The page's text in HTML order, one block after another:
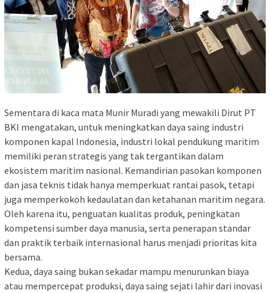
Sementara di kaca mata Munir Muradi yang mewakili Dirut PT
BKI mengatakan, untuk meningkatkan daya saing industri
komponen kapal Indonesia, industri lokal pendukung maritim
memiliki peran strategis yang tak tergantikan dalam
ekosistem maritim nasional. Kemandirian pasokan komponen
dan jasa teknis tidak hanya memperkuat rantai pasok, tetapi
juga memperkokoh kedaulatan dan ketahanan maritim negara.
Oleh karena itu, penguatan kualitas produk, peningkatan
kompetensi sumber daya manusia, serta penerapan standar
dan praktik terbaik internasional harus menjadi prioritas kita
bersama.
Kedua, daya saing bukan sekadar mampu menurunkan biaya
atau mempercepat produksi, daya saing sejati lahir dari inovasi